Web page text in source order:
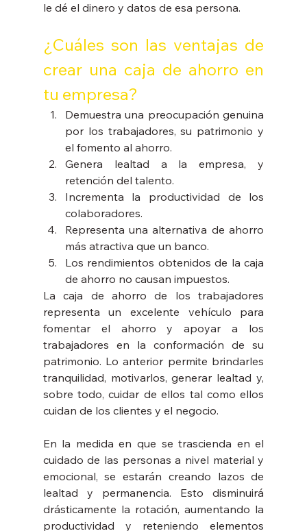
le dé el dinero y datos de esa persona.
¿Cuáles son las ventajas de
crear una caja de ahorro en
tu empresa?
Demuestra una preocupación genuina
por los trabajadores, su patrimonio y
el fomento al ahorro.
Genera lealtad a la empresa, y
retención del talento.
Incrementa la productividad de los
colaboradores.
Representa una alternativa de ahorro
más atractiva que un banco.
Los rendimientos obtenidos de la caja
de ahorro no causan impuestos.
La caja de ahorro de los trabajadores
representa un excelente vehículo para
fomentar el ahorro y apoyar a los
trabajadores en la conformación de su
patrimonio. Lo anterior permite brindarles
tranquilidad, motivarlos, generar lealtad y,
sobre todo, cuidar de ellos tal como ellos
cuidan de los clientes y el negocio.
En la medida en que se trascienda en el
cuidado de las personas a nivel material y
emocional, se estarán creando lazos de
lealtad y permanencia. Esto disminuirá
drásticamente la rotación, aumentando la
productividad y reteniendo elementos